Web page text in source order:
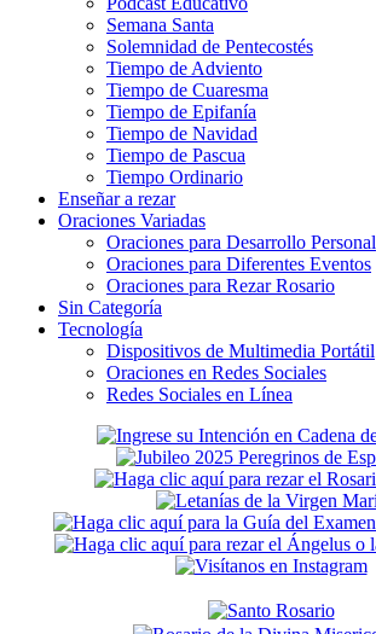
Semana Santa
Solemnidad de Pentecostés
Tiempo de Adviento
Tiempo de Cuaresma
Tiempo de Epifanía
Tiempo de Navidad
Tiempo de Pascua
Tiempo Ordinario
Enseñar a rezar
Oraciones Variadas
Oraciones para Desarrollo Personal
Oraciones para Diferentes Eventos
Oraciones para Rezar Rosario
Sin Categoría
Tecnología
Dispositivos de Multimedia Portátil
Oraciones en Redes Sociales
Redes Sociales en Línea
Secondary
Sidebar